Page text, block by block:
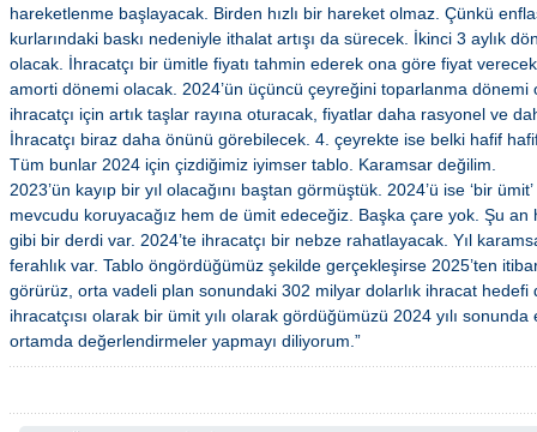
hareketlenme başlayacak. Birden hızlı bir hareket olmaz. Çünkü
kurlarındaki baskı nedeniyle ithalat artışı da sürecek. İkinci 3 aylık
olacak. İhracatçı bir ümitle fiyatı tahmin ederek ona göre fiyat
amorti dönemi olacak. 2024’ün üçüncü çeyreğini toparlanma
ihracatçı için artık taşlar rayına oturacak, fiyatlar daha rasyonel ve
İhracatçı biraz daha önünü görebilecek. 4. çeyrekte ise belki hafif
Tüm bunlar 2024 için çizdiğimiz iyimser tablo. Karamsar değilim.
2023’ün kayıp bir yıl olacağını baştan görmüştük. 2024’ü ise ‘bir
mevcudu koruyacağız hem de ümit edeceğiz. Başka çare yok. Şu
gibi bir derdi var. 2024’te ihracatçı bir nebze rahatlayacak. Yıl
ferahlık var. Tablo öngördüğümüz şekilde gerçekleşirse 2025’ten
görürüz, orta vadeli plan sonundaki 302 milyar dolarlık ihracat
ihracatçısı olarak bir ümit yılı olarak gördüğümüzü 2024 yılı
ortamda değerlendirmeler yapmayı diliyorum.”